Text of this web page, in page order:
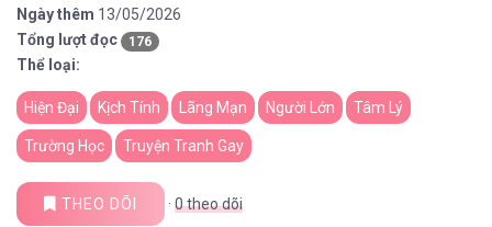
Ngày thêm 13/05/2026
Tổng lượt đọc
176
Thể loại:
Hiện Đại Kịch Tính Lãng Mạn Người Lớn Tâm Lý
Trường Học Truyện Tranh Gay
THEO DÕI · 0theo dõi